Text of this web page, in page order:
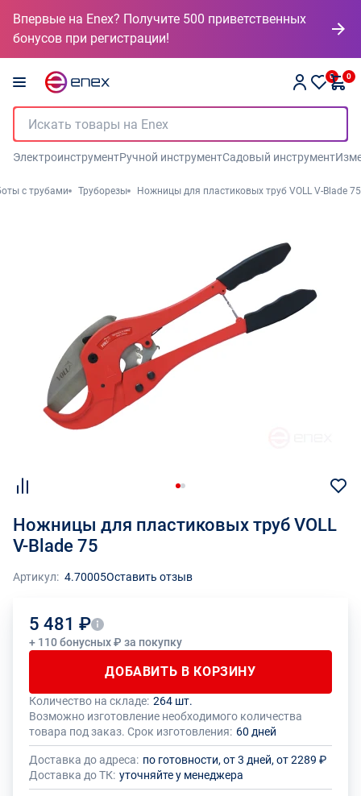
Впервые на Enex? Получите 500 приветственных
бонусов при регистрации!
0 0
ЭлектроинструментРучной инструментСадовый инструмент
с трубами Труборезы Ножницы для пластиковых труб VOLL V-Blade 75
Ножницы для пластиковых труб VOLL
V-Blade 75
Артикул: 4.70005Оставить отзыв
5 481 ₽
+ 110 бонусных ₽ за покупку
ДОБАВИТЬ В КОРЗИНУ
Общее количество данного товара должно быть кратно размеру
упаковки (1 шт.)
На данный товар производителем установлено ограничение по
размеру минимального заказа
Количество на складе: 264 шт.
Возможно изготовление необходимого количества
товара под заказ. Срок изготовления: 60 дней
Доставка до адреса: по готовности, от 3 дней, от 2289 ₽
Доставка до ТК: уточняйте у менеджера